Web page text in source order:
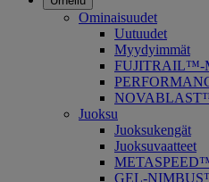
Ominaisuudet
Uutuudet
Myydyimmät
FUJITRAIL™-
Juoksu
Juoksukengät
Juoksuvaatteet
GEL-